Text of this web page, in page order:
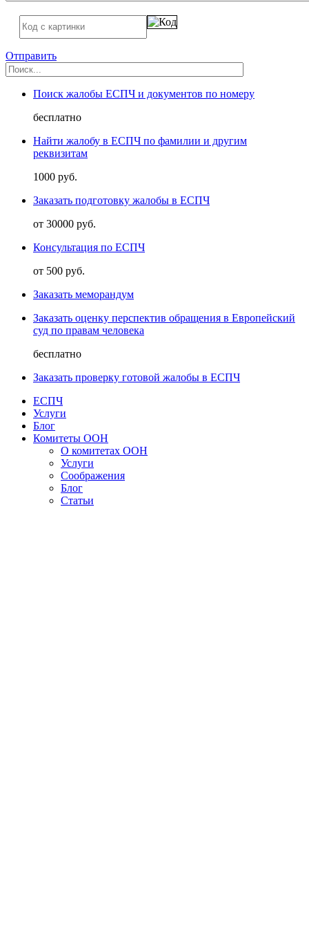
Отправить
Поиск жалобы ЕСПЧ и документов по номеру
бесплатно
Найти жалобу в ЕСПЧ по фамилии и другим
реквизитам
1000 руб.
Заказать подготовку жалобы в ЕСПЧ
от 30000 руб.
Консультация по ЕСПЧ
от 500 руб.
Заказать меморандум
Заказать оценку перспектив обращения в Европейский
суд по правам человека
бесплатно
Заказать проверку готовой жалобы в ЕСПЧ
ЕСПЧ
Услуги
Блог
Комитеты ООН
О комитетах ООН
Услуги
Соображения
Блог
Статьи